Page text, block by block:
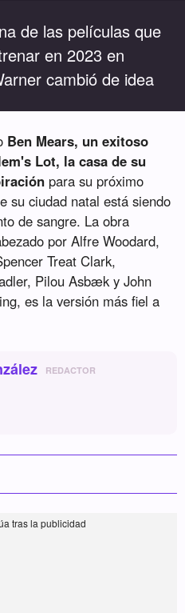
de las películas que
en 2023 en
cambió de idea
Ben Mears, un exitoso
Lot, la casa de su
para su próximo
su ciudad natal está siendo
de sangre. La obra
por Alfre Woodard,
Treat Clark,
Pilou Asbæk y John
es la versión más fiel a
REDACTOR